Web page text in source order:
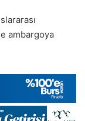
ambargoya